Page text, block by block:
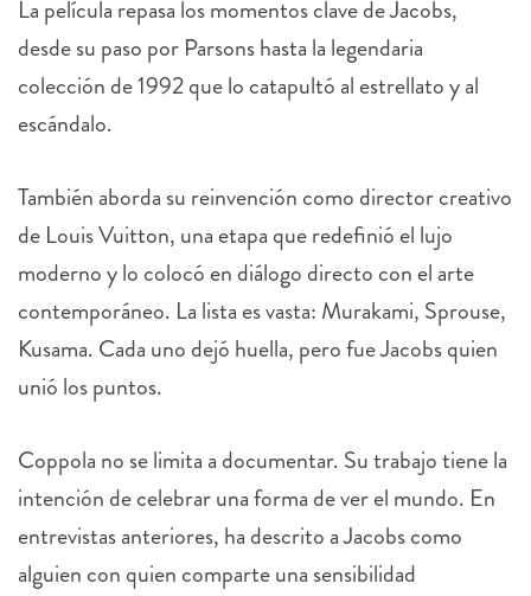
La película repasa los momentos clave de Jacobs,
desde su paso por Parsons hasta la legendaria
colección de 1992 que lo catapultó al estrellato y al
escándalo.
También aborda su reinvención como director creativo
de Louis Vuitton, una etapa que redefinió el lujo
moderno y lo colocó en diálogo directo con el arte
contemporáneo. La lista es vasta: Murakami, Sprouse,
Kusama. Cada uno dejó huella, pero fue Jacobs quien
unió los puntos.
Coppola no se limita a documentar. Su trabajo tiene la
intención de celebrar una forma de ver el mundo. En
entrevistas anteriores, ha descrito a Jacobs como
alguien con quien comparte una sensibilidad